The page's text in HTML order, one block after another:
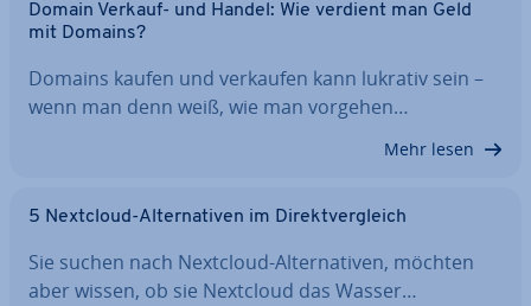
Domain Verkauf- und Handel: Wie verdient man Geld
mit Domains?
Domains kaufen und verkaufen kann lukrativ sein –
wenn man denn weiß, wie man vorgehen…
Mehr lesen
5 Nextcloud-Al­ter­na­ti­ven im Di­rekt­ver­gleich
Sie suchen nach Nextcloud-Al­ter­na­ti­ven, möchten
aber wissen, ob sie Nextcloud das Wasser…